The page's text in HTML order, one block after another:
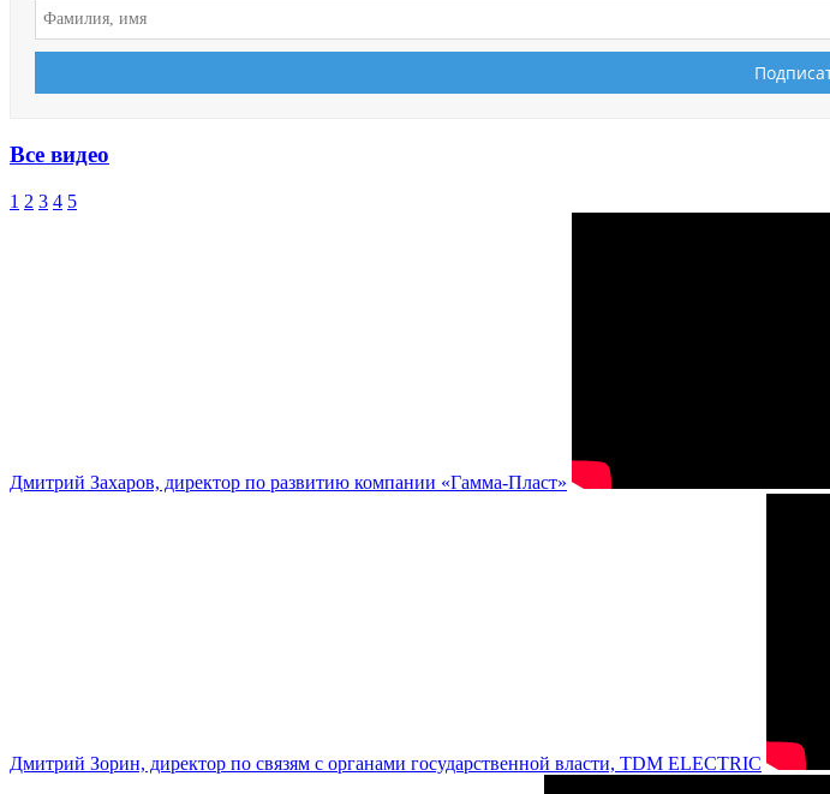
Все видео
1 2 3 4 5
Дмитрий Захаров, директор по развитию компании «Гамма-Пласт»
Дмитрий Зорин, директор по связям с органами государственной власти, TDM ELECTRIC